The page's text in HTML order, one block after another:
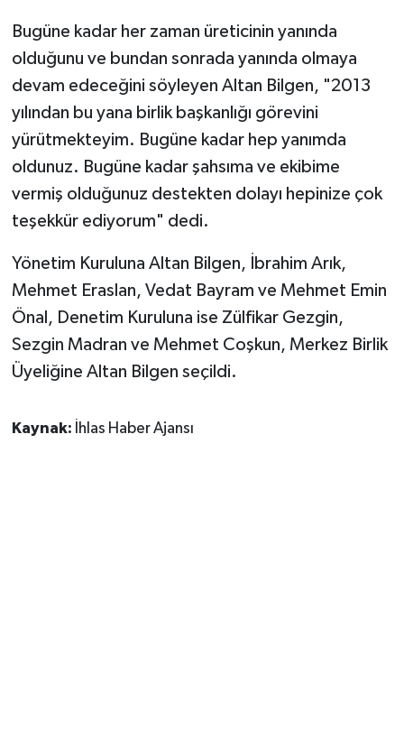
Bugüne kadar her zaman üreticinin yanında
olduğunu ve bundan sonrada yanında olmaya
devam edeceğini söyleyen Altan Bilgen, "2013
yılından bu yana birlik başkanlığı görevini
yürütmekteyim. Bugüne kadar hep yanımda
oldunuz. Bugüne kadar şahsıma ve ekibime
vermiş olduğunuz destekten dolayı hepinize çok
teşekkür ediyorum" dedi.
Yönetim Kuruluna Altan Bilgen, İbrahim Arık,
Mehmet Eraslan, Vedat Bayram ve Mehmet Emin
Önal, Denetim Kuruluna ise Zülfikar Gezgin,
Sezgin Madran ve Mehmet Coşkun, Merkez Birlik
Üyeliğine Altan Bilgen seçildi.
Kaynak: İhlas Haber Ajansı